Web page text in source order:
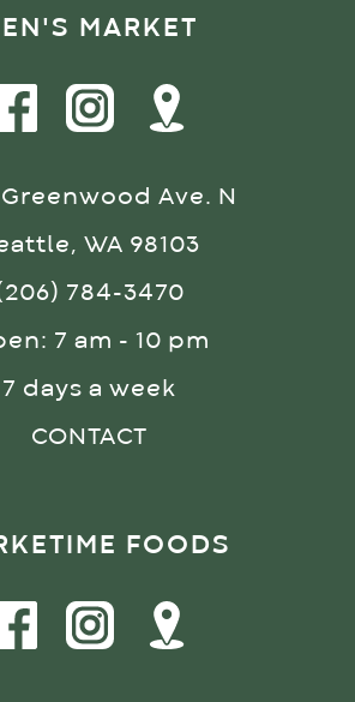
MARKET
Greenwood Ave. N
WA 98103
784-3470
7 am - 10 pm
7 days a week
CONTACT
FOODS